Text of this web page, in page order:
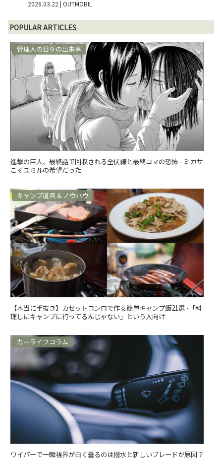
2026.03.22 | OUTMOBIL
POPULAR ARTICLES
管理人の日々の出来事
進撃の巨人、最終話で回収される全伏線と最終コマの恐怖 - ミカサ
こそユミルの希望だった
キャンプ道具 & ノウハウ
【本当に手抜き】カセットコンロで作る簡単キャンプ飯21選 -「料
理しにキャンプに行ってるんじゃない」という人向け
カーライフコラム
ワイパーで一瞬視界が白く曇るのは撥水と新しいブレードが原因？